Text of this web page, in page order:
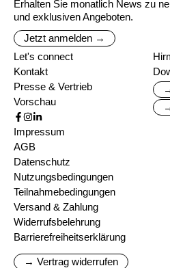
Erhalten Sie monatlich News zu
und exklusiven Angeboten.
Jetzt anmelden →
Let's connect
Kontakt
Presse & Vertrieb
Vorschau
Impressum
AGB
Datenschutz
Nutzungsbedingungen
Teilnahmebedingungen
Versand & Zahlung
Widerrufsbelehrung
Barrierefreiheitserklärung
→ Vertrag widerrufen